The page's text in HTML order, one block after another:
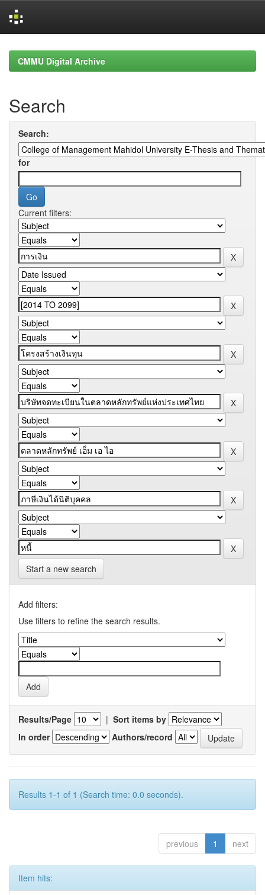
navigationCMMU Digital Archive
Search
Search:
for
Current filters:
Start a new search
Add filters:
Use filters to refine the search results.
Results/Page | Sort items by
In order
Authors/record
Results 1-1 of 1 (Search time: 0.0 seconds).
previous 1 next
Item hits: